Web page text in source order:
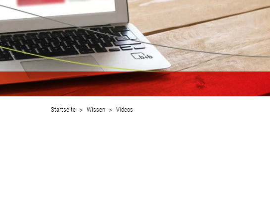
Startseite Wissen Videos